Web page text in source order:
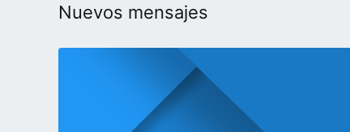
Nuevos mensajes